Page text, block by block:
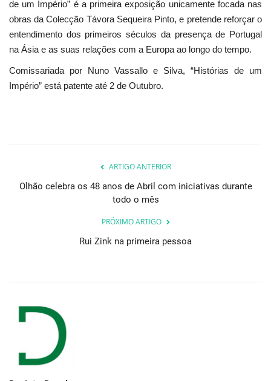
de um Império” é a primeira exposição unicamente focada nas
obras da Colecção Távora Sequeira Pinto, e pretende reforçar o
entendimento dos primeiros séculos da presença de Portugal
na Ásia e as suas relações com a Europa ao longo do tempo.
Comissariada por Nuno Vassallo e Silva, “Histórias de um
Império” está patente até 2 de Outubro.
ARTIGO ANTERIOR
Olhão celebra os 48 anos de Abril com iniciativas durante
todo o mês
PRÓXIMO ARTIGO
Rui Zink na primeira pessoa